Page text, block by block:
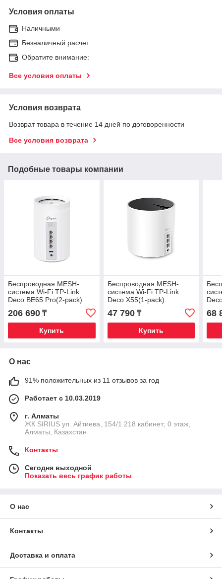
Условия оплаты
Наличными
Безналичный расчет
Обратите внимание:
Все условия оплаты
Условия возврата
Возврат товара в течение 14 дней по договоренности
Все условия возврата
Подобные товары компании
Беспроводная MESH-
система Wi-Fi TP-Link
Deco BE65 Pro(2-pack)
206 690 ₸
Купить
Беспроводная MESH-
система Wi-Fi TP-Link
Deco X55(1-pack)
47 790₸
Купить
68
О нас
91% положительных из 11 отзывов за год
Работает с 10.03.2019
г. Алматы
​ЖК SIRIUS​ ул. Айтиева, 154/1​ 218 кабинет; 0 этаж,
Алматы, Казахстан
Контакты
Сегодня выходной
Показать весь график работы
О нас
Контакты
Доставка и оплата